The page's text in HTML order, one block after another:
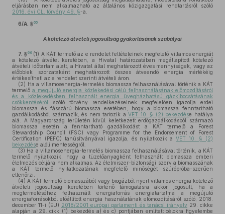
eljárásban nem alkalmazható az általános közigazgatási rendtartásról szóló
2016. évi CL. törvény 49. §-a.
6/A. § 65
A kötelező átvételi jogosultság gyakorlásának szabályai
7. § 66 (1) A KÁT termelő az e rendelet feltételeinek megfelelő villamos energiát
a kötelező átvétel keretében, a Hivatal határozatában megállapított kötelező
átvételi időtartam alatt, a Hivatal által meghatározott éves mennyiségek, vagy az
előbbiek szorzataként meghatározott összes átveendő energia mértékéig
értékesítheti az e rendelet szerinti átvételi áron.
(2) Ha a villamosenergia-termelés biomassza felhasználásával történik a KÁT
termelőa megújuló energia közlekedési célú felhasználásának előmozdításáról
és a közlekedésben felhasznált energia üvegházhatású gázkibocsátásának
csökkentéséről szóló törvény rendelkezéseinek megfelelően igazolja erdei
biomassza és fásszárú biomassza esetében, hogy a biomassza fenntartható
gazdálkodásból származik, és nem tartozik aVET 10. § (2) bekezdése hatálya
alá. A Magyarország területén kívül keletkezett erdőgazdálkodásból származó
biomassza esetén a fenntartható gazdálkodást a KÁT termelő a Forest
Stewardship Council (FSC) vagy Programme for the Endorsement of Forest
Certification (PEFC) tanúsítványával igazolja, és nyilatkozik aVET 10. § (2)
bekezdése alóli mentességről.
(3) Ha a villamosenergia-termelés biomassza felhasználásával történik, a KÁT
termelő nyilatkozik, hogy a tüzelőanyagként felhasznált biomassza emberi
élelmezés céljára nem alkalmas. Az élelmiszer-biztonsági szerv a biomasszának
a KÁT termelő nyilatkozatának megfelelő minőségét szúrópróba-szerűen
ellenőrzi.
(4) A KÁT termelő biomasszából vagy biogázból nyert villamos energia kötelező
átvételi jogosultság keretében történő támogatásra akkor jogosult, ha a
megtermeléséhez felhasznált energiaforrás energiatartalma a megújuló
energiaforrásokból előállított energia használatának előmozdításáról szóló, 2018.
december 11-i (EU) 2018/2001 európai parlamenti és tanácsi irányelv 29. cikke
alapján a 29. cikk (1) bekezdés a) és c) pontjában említett célokra figyelembe